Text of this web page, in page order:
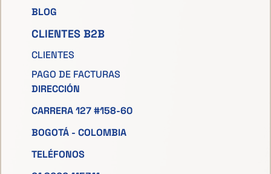
BLOG
CLIENTES B2B
CLIENTES
PAGO DE FACTURAS
DIRECCIÓN
CARRERA 127 #158-60
BOGOTÁ - COLOMBIA
TELÉFONOS